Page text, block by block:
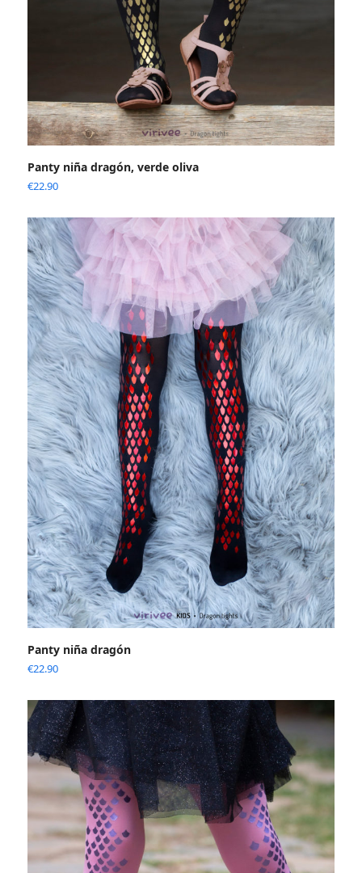
Panty niña dragón, verde oliva
€22.90
Panty niña dragón
€22.90